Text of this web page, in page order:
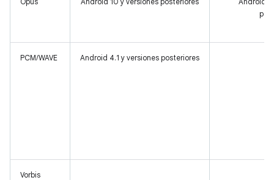
PCM/WAVE Android 4.1 y versiones posteriores
Vorbis